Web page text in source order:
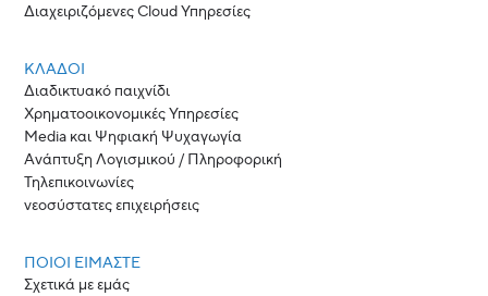
Διαχειριζόμενες Cloud Υπηρεσίες
ΚΛΆΔΟΙ
Διαδικτυακό παιχνίδι
Χρηματοοικονομικές Υπηρεσίες
Media και Ψηφιακή Ψυχαγωγία
Ανάπτυξη Λογισμικού / Πληροφορική
Τηλεπικοινωνίες
νεοσύστατες επιχειρήσεις
ΠΟΙΟΙ ΕΊΜΑΣΤΕ
Σχετικά με εμάς